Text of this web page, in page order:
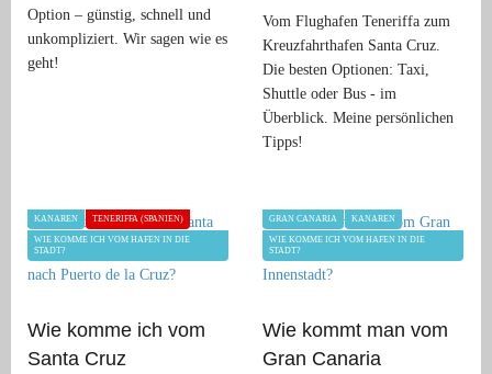
Option – günstig, schnell und
unkompliziert. Wir sagen wie es
geht!
Vom Flughafen Teneriffa zum
Kreuzfahrthafen Santa Cruz.
Die besten Optionen: Taxi,
Shuttle oder Bus - im
Überblick. Meine persönlichen
Tipps!
KANAREN TENERIFFA (SPANIEN)
WIE KOMME ICH VOM HAFEN IN DIE
STADT?
Wie komme ich vom
Santa Cruz
GRAN CANARIA KANAREN
WIE KOMME ICH VOM HAFEN IN DIE
STADT?
Wie kommt man vom
Gran Canaria